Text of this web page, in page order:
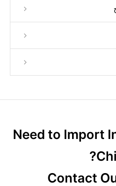
Need to Import
Contact